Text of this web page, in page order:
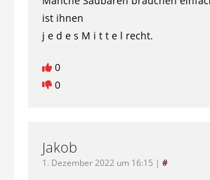
ist ihnen
j e d e s M i t t e l recht.
0
0
Jakob
1. Dezember 2022 um 16:15 | #